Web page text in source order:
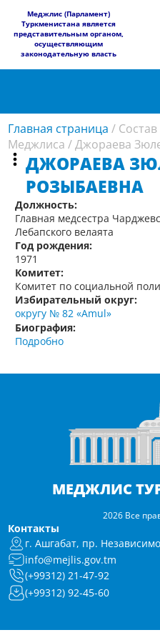
​Меджлис (Парламент)
Туркменистана является
представительным органом,
осуществляющим
законодательную власть
Главная страница /
Меджлиса /Джораева
ДЖОРАЕВА
РОЗЫБАЕВНА
Должность:
Главная медсестра
Лебапского велаята
Год рождения:
1971
Комитет:
Комитет по социальной
Избирательный округ:
округу № 82 «Amul»
Биография:
Подробно
МЕДЖЛИС
2026 Все
Контакты
г. Ашгабат, пр.
info@mejlis.gov.tm
(+99312) 21-47-92
(+99312) 92-45-60